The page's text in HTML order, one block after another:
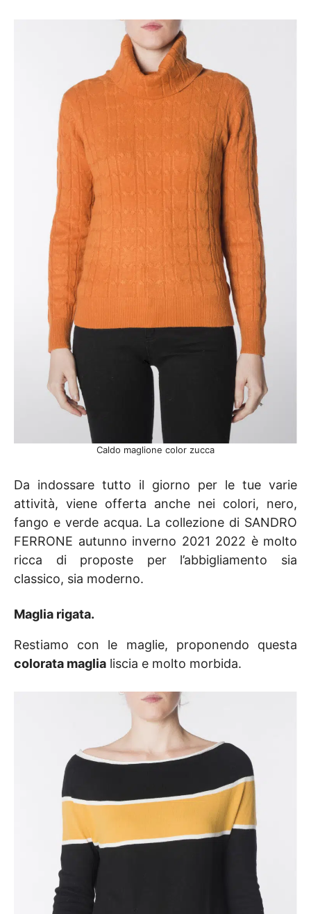
Caldo maglione color zucca
Da indossare tutto il giorno per le tue varie
attività, viene offerta anche nei colori, nero,
fango e verde acqua. La collezione di SANDRO
FERRONE autunno inverno 2021 2022 è molto
ricca di proposte per l’abbigliamento sia
classico, sia moderno.
Maglia rigata.
Restiamo con le maglie, proponendo questa
colorata maglia liscia e molto morbida.